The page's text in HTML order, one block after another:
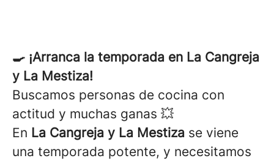
🍳 ¡Arranca la temporada en La Cangreja
y La Mestiza!
Buscamos personas de cocina con
actitud y muchas ganas 💥
En La Cangreja y La Mestiza se viene
una temporada potente, y necesitamos